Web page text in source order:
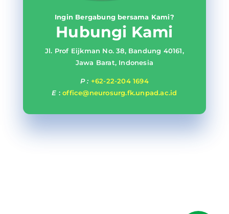
Ingin Bergabung bersama Kami?
Hubungi Kami
Jl. Prof Eijkman No. 38, Bandung 40161,
Jawa Barat, Indonesia
P : +62-22-204 1694
E : office@neurosurg.fk.unpad.ac.id